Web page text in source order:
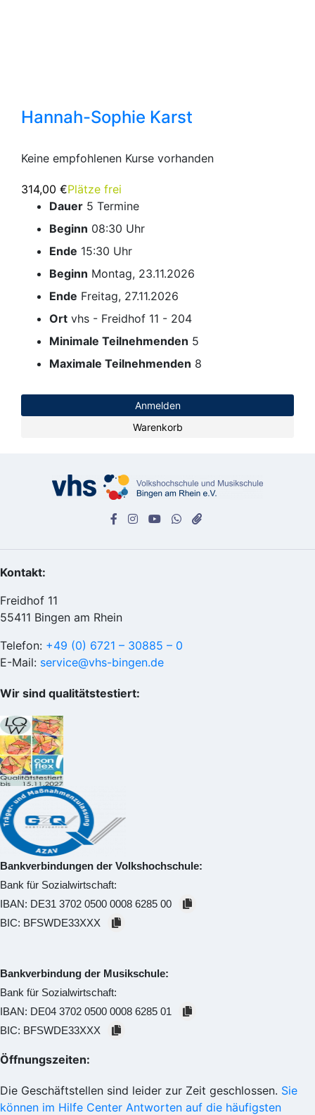
Hannah-Sophie Karst
Keine empfohlenen Kurse vorhanden
314,00 €Plätze frei
Dauer 5 Termine
Beginn 08:30 Uhr
Ende 15:30 Uhr
Beginn Montag, 23.11.2026
Ende Freitag, 27.11.2026
Ort vhs - Freidhof 11 - 204
Minimale Teilnehmenden 5
Maximale Teilnehmenden 8
Anmelden
Warenkorb
Kontakt:
Freidhof 11
55411 Bingen am Rhein
Telefon: +49 (0) 6721 – 30885 – 0
E-Mail: service@vhs-bingen.de
Wir sind qualitätstestiert:
Bankverbindungen der Volkshochschule:
Bank für Sozialwirtschaft:
IBAN: DE31 3702 0500 0008 6285 00
BIC: BFSWDE33XXX
Bankverbindung der Musikschule:
Bank für Sozialwirtschaft:
IBAN: DE04 3702 0500 0008 6285 01
BIC: BFSWDE33XXX
Öffnungszeiten:
Die Geschäftstellen sind leider zur Zeit geschlossen. Sie
können im Hilfe Center Antworten auf die häufigsten